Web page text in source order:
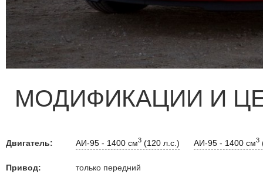
МОДИФИКАЦИИ И
Двигатель: АИ-95 - 1400 см3 (120 л.с.) АИ-95 - 1400 см3
Привод: только передний